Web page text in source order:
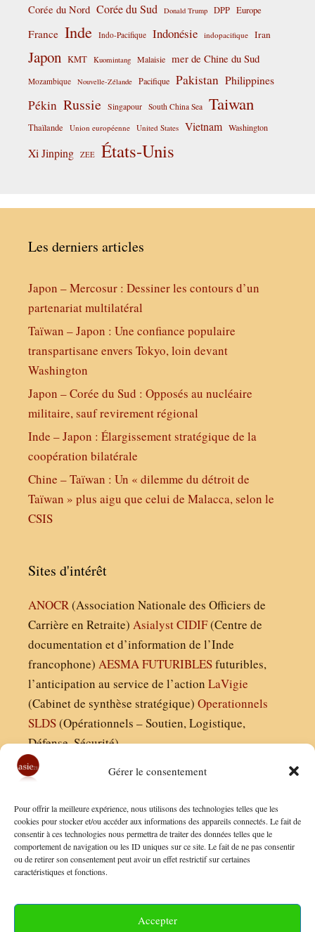
Gérer le consentement
Pour offrir la meilleure expérience, nous utilisons des technologies telles que les
cookies pour stocker et/ou accéder aux informations des appareils connectés. Le fait de
consentir à ces technologies nous permettra de traiter des données telles que le
comportement de navigation ou les ID uniques sur ce site. Le fait de ne pas consentir
ou de retirer son consentement peut avoir un effet restrictif sur certaines
caractéristiques et fonctions.
Accepter
Corée du Nord Corée du Sud Donald Trump DPP Europe
France Inde Indo-Pacifique Indonésie indopacifique Iran
Japon KMT Kuomintang Malaisie mer de Chine du Sud
Mozambique Nouvelle-Zélande Pacifique Pakistan Philippines
Pékin Russie Singapour South China Sea Taiwan
Thaïlande Union européenne United States Vietnam Washington
Xi Jinping ZEE États-Unis
Les derniers articles
Japon – Mercosur : Dessiner les contours d’un
partenariat multilatéral
Taïwan – Japon : Une confiance populaire
transpartisane envers Tokyo, loin devant
Washington
Japon – Corée du Sud : Opposés au nucléaire
militaire, sauf revirement régional
Inde – Japon : Élargissement stratégique de la
coopération bilatérale
Chine – Taïwan : Un « dilemme du détroit de
Taïwan » plus aigu que celui de Malacca, selon le
CSIS
Sites d'intérêt
ANOCR(Association Nationale des Officiers de
Carrière en Retraite) AsialystCIDIF(Centre de
documentation et d’information de l’Inde
francophone) AESMAFUTURIBLESfuturibles,
l’anticipation au service de l’action LaVigie
(Cabinet de synthèse stratégique) Operationnels
SLDS(Opérationnels – Soutien, Logistique,
Défense, Sécurité)
Finaldées EURL
Siège social : 13 avenue Boudon, 75016, Paris
Nous contacter
Conditions Générales de Vente